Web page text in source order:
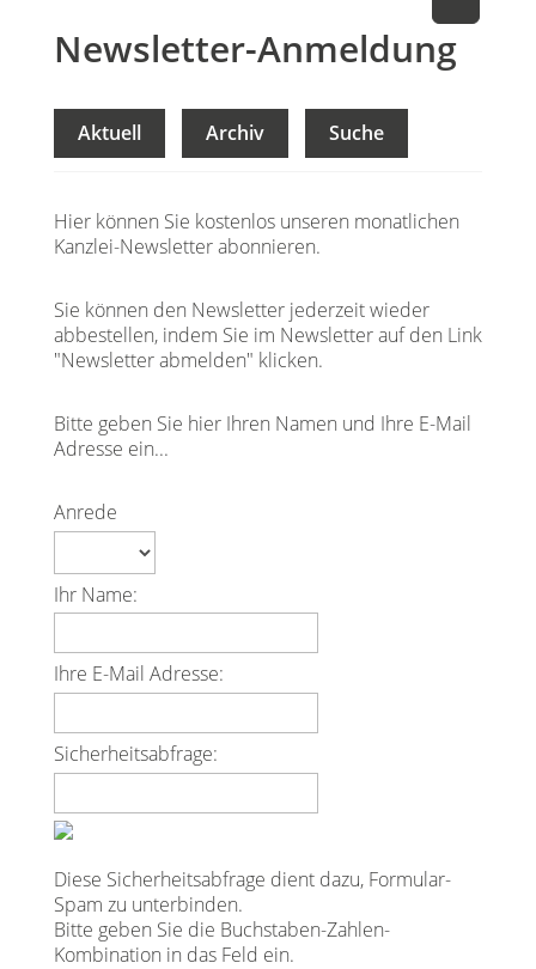
Newsletter-Anmeldung
Aktuell Archiv Suche
Hier können Sie kostenlos unseren monatlichen
Kanzlei-Newsletter abonnieren.
Sie können den Newsletter jederzeit wieder
abbestellen, indem Sie im Newsletter auf den Link
"Newsletter abmelden" klicken.
Bitte geben Sie hier Ihren Namen und Ihre E-Mail
Adresse ein...
Anrede
Ihr Name:
Ihre E-Mail Adresse:
Sicherheitsabfrage:
Diese Sicherheitsabfrage dient dazu, Formular-
Spam zu unterbinden.
Bitte geben Sie die Buchstaben-Zahlen-
Kombination in das Feld ein.